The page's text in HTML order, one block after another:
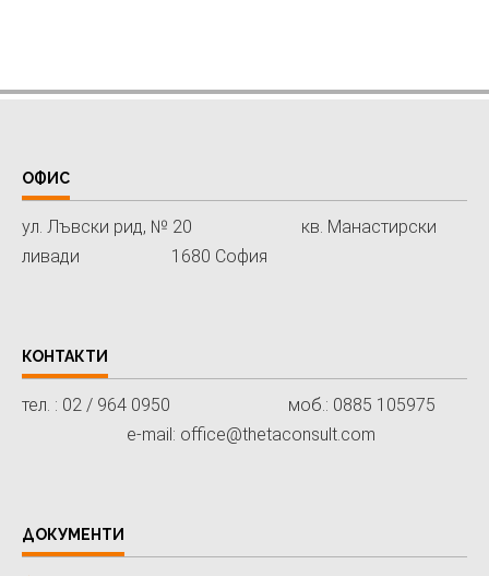
ОФИС
ул. Лъвски рид, № 20 кв. Манастирски
ливади 1680 София
КОНТАКТИ
тел. : 02 / 964 0950 моб.: 0885 105975
e-mail: office@thetaconsult.com
ДОКУМЕНТИ